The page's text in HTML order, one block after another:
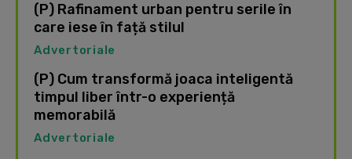
(P) Rafinament urban pentru serile în
care iese în față stilul
Advertoriale
(P) Cum transformă joaca inteligentă
timpul liber într-o experiență
memorabilă
Advertoriale